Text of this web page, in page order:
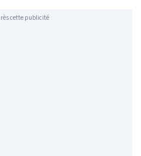
cette publicité